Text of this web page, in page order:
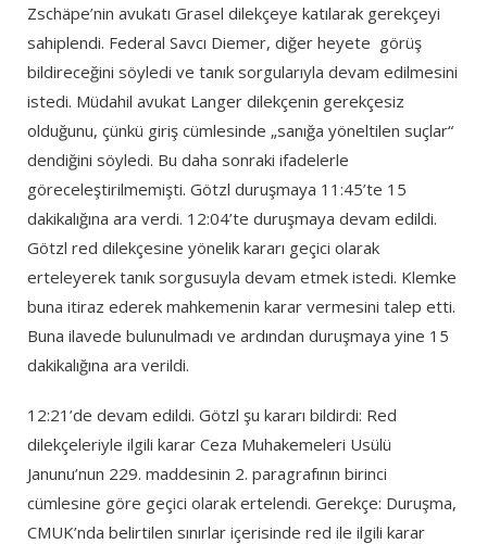
Zschäpe’nin avukatı Grasel dilekçeye katılarak gerekçeyi
sahiplendi. Federal Savcı Diemer, diğer heyete görüş
bildireceğini söyledi ve tanık sorgularıyla devam edilmesini
istedi. Müdahil avukat Langer dilekçenin gerekçesiz
olduğunu, çünkü giriş cümlesinde „sanığa yöneltilen suçlar“
dendiğini söyledi. Bu daha sonraki ifadelerle
göreceleştirilmemişti. Götzl duruşmaya 11:45’te 15
dakikalığına ara verdi. 12:04’te duruşmaya devam edildi.
Götzl red dilekçesine yönelik kararı geçici olarak
erteleyerek tanık sorgusuyla devam etmek istedi. Klemke
buna itiraz ederek mahkemenin karar vermesini talep etti.
Buna ilavede bulunulmadı ve ardından duruşmaya yine 15
dakikalığına ara verildi.
12:21’de devam edildi. Götzl şu kararı bildirdi: Red
dilekçeleriyle ilgili karar Ceza Muhakemeleri Usülü
Janunu’nun 229. maddesinin 2. paragrafının birinci
cümlesine göre geçici olarak ertelendi. Gerekçe: Duruşma,
CMUK’nda belirtilen sınırlar içerisinde red ile ilgili karar